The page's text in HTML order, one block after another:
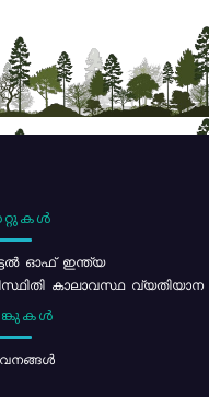
ഓഫ് ഇന്ത്യ
കാലാവസ്ഥ വ്യതിയാന